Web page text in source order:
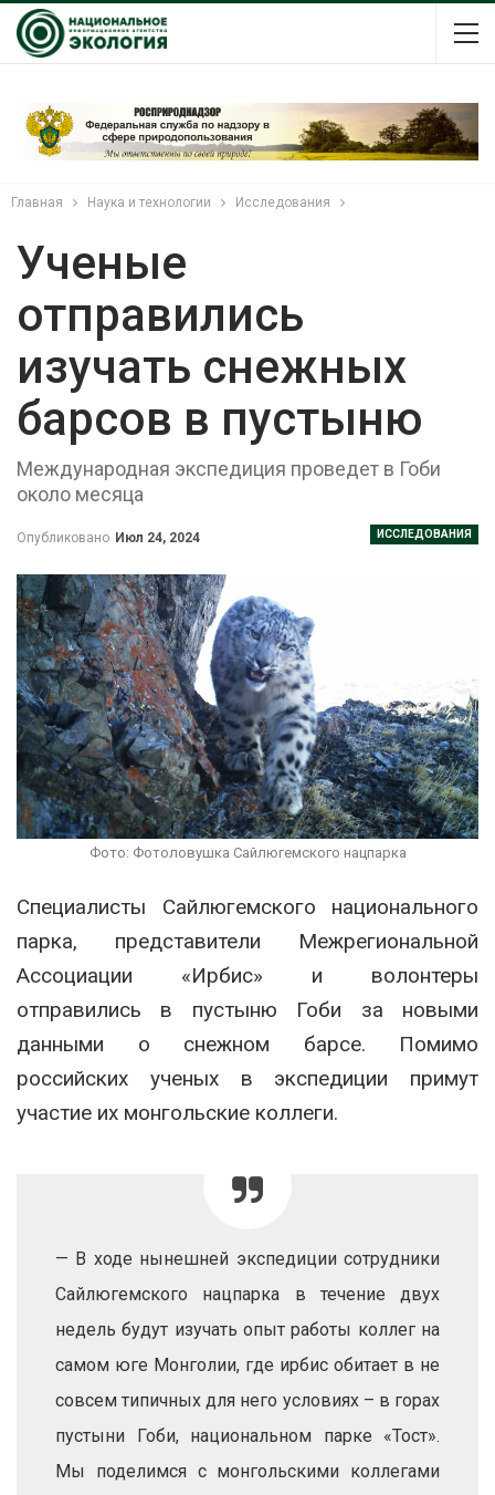
Главная Наука и технологии Исследования
Ученые
отправились
изучать снежных
барсов в пустыню
Международная экспедиция проведет в Гоби
около месяца
ИССЛЕДОВАНИЯ
Опубликовано Июл 24, 2024
Фото: Фотоловушка Сайлюгемского нацпарка
Специалисты Сайлюгемского национального
парка, представители Межрегиональной
Ассоциации «Ирбис» и волонтеры
отправились в пустыню Гоби за новыми
данными о снежном барсе. Помимо
российских ученых в экспедиции примут
участие их монгольские коллеги.
— В ходе нынешней экспедиции сотрудники
Сайлюгемского нацпарка в течение двух
недель будут изучать опыт работы коллег на
самом юге Монголии, где ирбис обитает в не
совсем типичных для него условиях – в горах
пустыни Гоби, национальном парке «Тост».
Мы поделимся с монгольскими коллегами